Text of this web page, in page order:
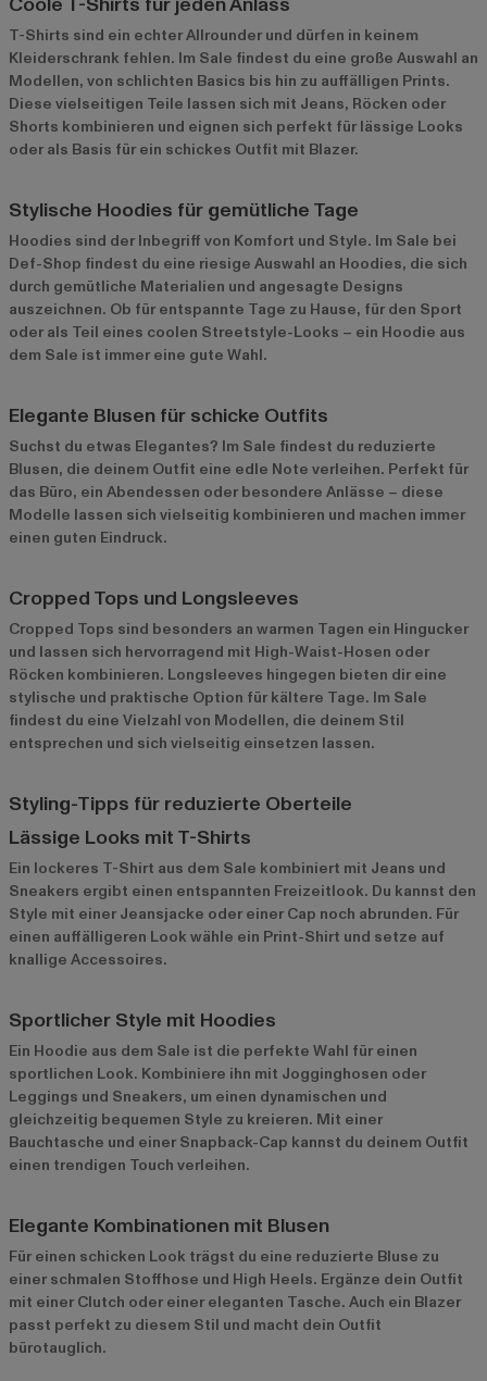
T-Shirts sind ein echter Allrounder und dürfen in keinem
Kleiderschrank fehlen. Im Sale findest du eine große Auswahl an
Modellen, von schlichten Basics bis hin zu auffälligen Prints.
Diese vielseitigen Teile lassen sich mit Jeans, Röcken oder
Shorts kombinieren und eignen sich perfekt für lässige Looks
oder als Basis für ein schickes Outfit mit Blazer.
Stylische Hoodies für gemütliche Tage
Hoodies sind der Inbegriff von Komfort und Style. Im Sale bei
Def-Shop findest du eine riesige Auswahl an Hoodies, die sich
durch gemütliche Materialien und angesagte Designs
auszeichnen. Ob für entspannte Tage zu Hause, für den Sport
oder als Teil eines coolen Streetstyle-Looks – ein Hoodie aus
dem Sale ist immer eine gute Wahl.
Elegante Blusen für schicke Outfits
Suchst du etwas Elegantes? Im Sale findest du reduzierte
Blusen, die deinem Outfit eine edle Note verleihen. Perfekt für
das Büro, ein Abendessen oder besondere Anlässe – diese
Modelle lassen sich vielseitig kombinieren und machen immer
einen guten Eindruck.
Cropped Tops und Longsleeves
Cropped Tops sind besonders an warmen Tagen ein Hingucker
und lassen sich hervorragend mit High-Waist-Hosen oder
Röcken kombinieren. Longsleeves hingegen bieten dir eine
stylische und praktische Option für kältere Tage. Im Sale
findest du eine Vielzahl von Modellen, die deinem Stil
entsprechen und sich vielseitig einsetzen lassen.
Styling-Tipps für reduzierte Oberteile
Lässige Looks mit T-Shirts
Ein lockeres T-Shirt aus dem Sale kombiniert mit Jeans und
Sneakers ergibt einen entspannten Freizeitlook. Du kannst den
Style mit einer Jeansjacke oder einer Cap noch abrunden. Für
einen auffälligeren Look wähle ein Print-Shirt und setze auf
knallige Accessoires.
Sportlicher Style mit Hoodies
Ein Hoodie aus dem Sale ist die perfekte Wahl für einen
sportlichen Look. Kombiniere ihn mit Jogginghosen oder
Leggings und Sneakers, um einen dynamischen und
gleichzeitig bequemen Style zu kreieren. Mit einer
Bauchtasche und einer Snapback-Cap kannst du deinem Outfit
einen trendigen Touch verleihen.
Elegante Kombinationen mit Blusen
Für einen schicken Look trägst du eine reduzierte Bluse zu
einer schmalen Stoffhose und High Heels. Ergänze dein Outfit
mit einer Clutch oder einer eleganten Tasche. Auch ein Blazer
passt perfekt zu diesem Stil und macht dein Outfit
bürotauglich.